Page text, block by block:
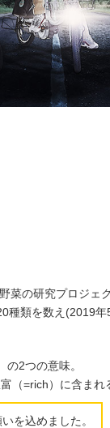
菜の研究プロジェ
種類を数え(2019
2つの意味。
（=rich）に含まれ
を込めました。